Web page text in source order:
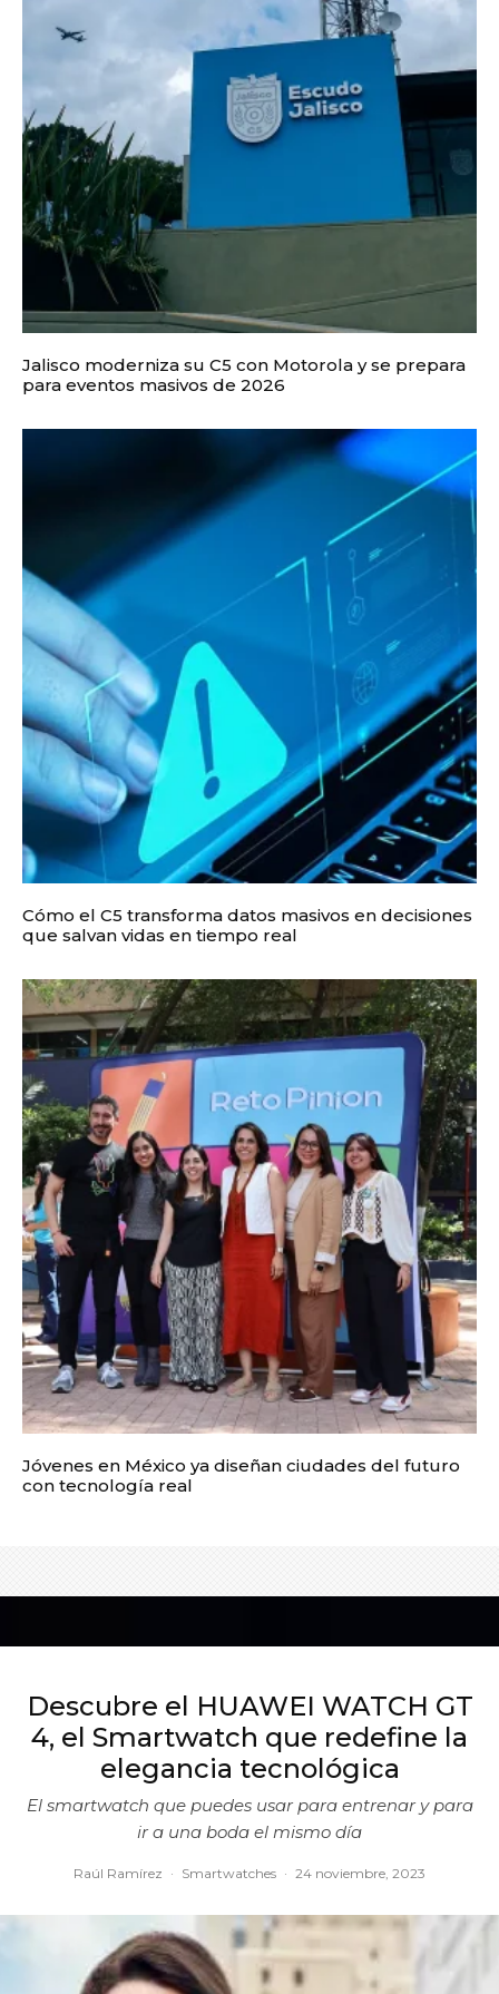
Jalisco moderniza su C5 con Motorola y se prepara
para eventos masivos de 2026
Cómo el C5 transforma datos masivos en decisiones
que salvan vidas en tiempo real
Jóvenes en México ya diseñan ciudades del futuro
con tecnología real
Descubre el HUAWEI WATCH GT
4, el Smartwatch que redefine la
elegancia tecnológica
El smartwatch que puedes usar para entrenar y para
ir a una boda el mismo día
Raúl Ramírez · Smartwatches · 24 noviembre, 2023